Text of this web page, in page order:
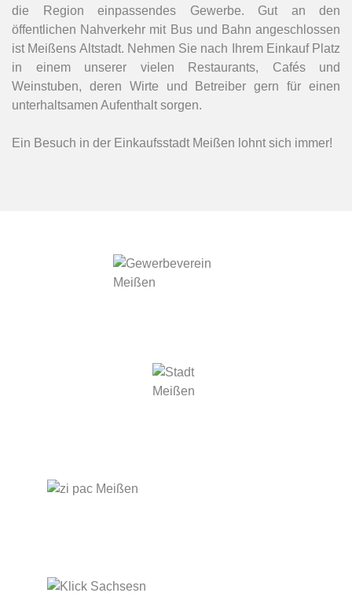
die Region einpassendes Gewerbe. Gut an den
öffentlichen Nahverkehr mit Bus und Bahn angeschlossen
ist Meißens Altstadt. Nehmen Sie nach Ihrem Einkauf Platz
in einem unserer vielen Restaurants, Cafés und
Weinstuben, deren Wirte und Betreiber gern für einen
unterhaltsamen Aufenthalt sorgen.
Ein Besuch in der Einkaufsstadt Meißen lohnt sich immer!